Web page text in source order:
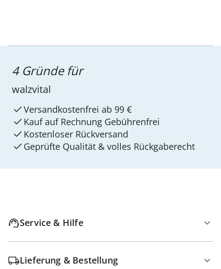
4 Gründe für
walzvital
Versandkostenfrei ab 99 €
Kauf auf Rechnung Gebührenfrei
Kostenloser Rückversand
Geprüfte Qualität & volles Rückgaberecht
Service & Hilfe
Lieferung & Bestellung